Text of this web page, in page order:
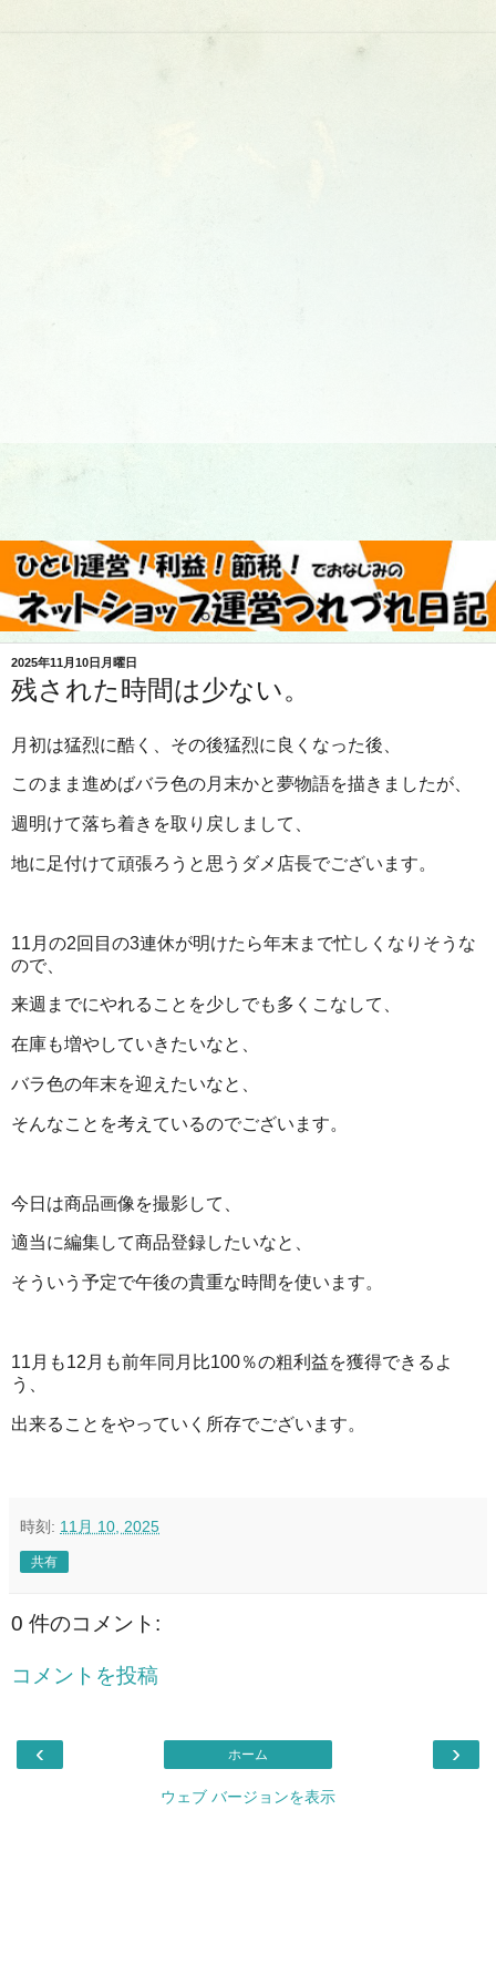
2025年11月10日月曜日
残された時間は少ない。
月初は猛烈に酷く、その後猛烈に良くなった後、
このまま進めばバラ色の月末かと夢物語を描きましたが、
週明けて落ち着きを取り戻しまして、
地に足付けて頑張ろうと思うダメ店長でございます。
11月の2回目の3連休が明けたら年末まで忙しくなりそうな
ので、
来週までにやれることを少しでも多くこなして、
在庫も増やしていきたいなと、
バラ色の年末を迎えたいなと、
そんなことを考えているのでございます。
今日は商品画像を撮影して、
適当に編集して商品登録したいなと、
そういう予定で午後の貴重な時間を使います。
11月も12月も前年同月比100％の粗利益を獲得できるよ
う、
出来ることをやっていく所存でございます。
時刻: 11月 10, 2025
共有
0 件のコメント:
コメントを投稿
‹ ›
ホーム
ウェブ バージョンを表示